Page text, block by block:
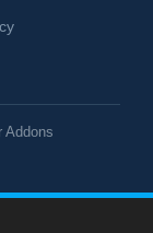
Addons